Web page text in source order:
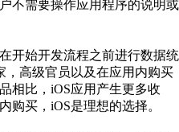
不需要操作应用程序的说明或
开始开发流程之前进行数据统
，高级官员以及在应用内购买
相比，iOS应用产生更多收
购买，iOS是理想的选择。